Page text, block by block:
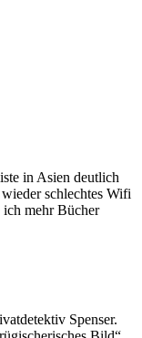
in Asien deutlich
schlechtes Wifi
mehr Bücher
Spenser.